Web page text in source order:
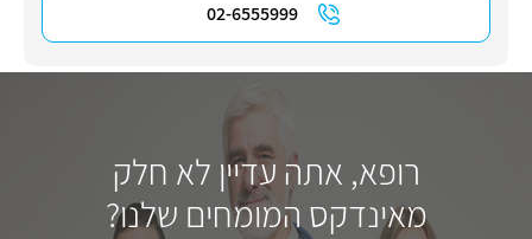
02-6555999
רופא, אתה עדיין לא חלק
מאינדקס המומחים שלנו?